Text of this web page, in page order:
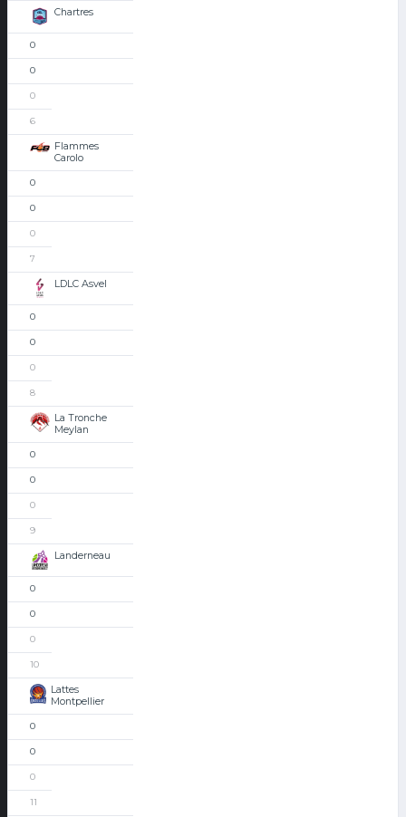
Chartres
0
0
0
6
Flammes
Carolo
0
0
0
7
LDLC Asvel
0
0
0
8
La Tronche
Meylan
0
0
0
9
Landerneau
0
0
0
10
Lattes
Montpellier
0
0
0
11